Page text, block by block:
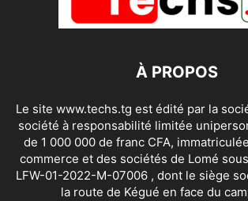
À PROPOS
Le site www.techs.tg est édité par la
société à responsabilité limitée
de 1 000 000 de franc CFA,
commerce et des sociétés de Lomé
LFW-01-2022-M-07006 , dont le siège
la route de Kégué en face du